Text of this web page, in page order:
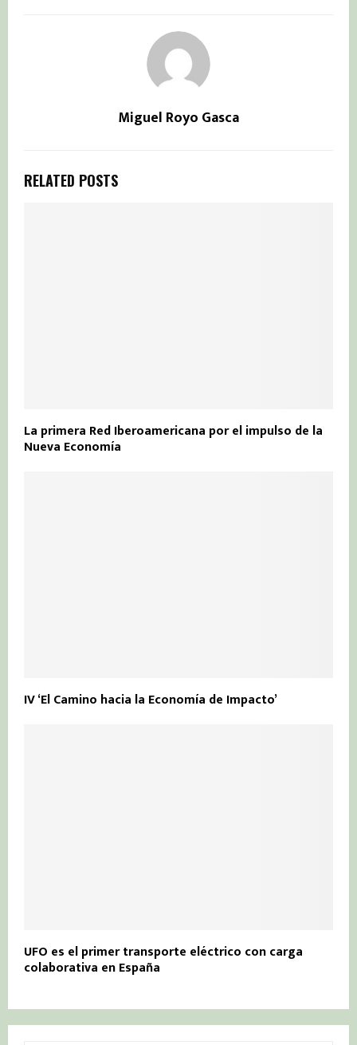
Miguel Royo Gasca
RELATED POSTS
La primera Red Iberoamericana por el impulso de la
Nueva Economía
IV ‘El Camino hacia la Economía de Impacto’
UFO es el primer transporte eléctrico con carga
colaborativa en España